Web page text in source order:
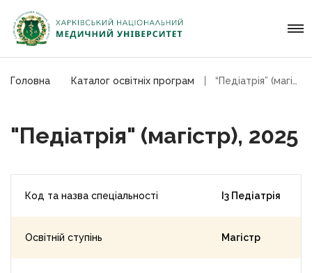
Головна Каталог освітніх програм
"Педіатрія" (магістр), 2025
Код та назва спеціальності I3 Педіатрія
Освітній ступінь Магістр